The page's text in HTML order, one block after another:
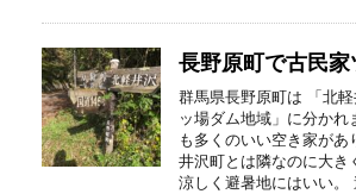
長野原町で古民
群馬県長野原町は 「北
ッ場ダム地域」に分かれ
も多くのいい空き家があ
井沢町とは隣なのに大き
涼しく避暑地にはいい。